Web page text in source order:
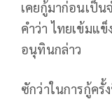
เคยกู้มาก่อนเป็
คำว่า ไทยเข้มแ
อนุทินกล่าว
ซักว่าในการกู้ครั้